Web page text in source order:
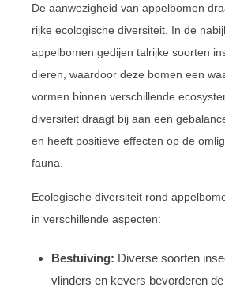
De aanwezigheid van appelbomen
rijke ecologische diversiteit. In de
appelbomen gedijen talrijke soorten
dieren, waardoor deze bomen een
vormen binnen verschillende
diversiteit draagt bij aan een
en heeft positieve effecten op de
fauna.
Ecologische diversiteit rond
in verschillende aspecten:
Bestuiving: Diverse soorten
vlinders en kevers bevorderen